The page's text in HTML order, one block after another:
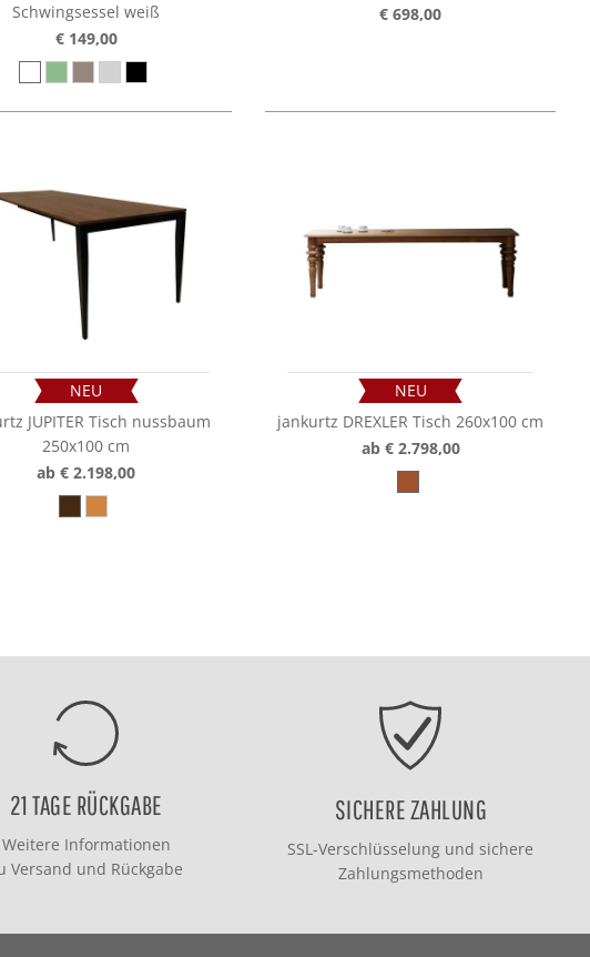
Schwingsessel weiß
€ 149,00
€ 698,00
NEU
JUPITER Tisch nussbaum
250x100 cm
ab € 2.198,00
NEU
jankurtz DREXLER Tisch 260x100 cm
ab € 2.798,00
21 TAGE RÜCKGABE
Weitere Informationen
Versand und Rückgabe
SICHERE ZAHLUNG
SSL-Verschlüsselung und sichere
Zahlungsmethoden